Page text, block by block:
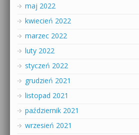
maj 2022
kwiecień 2022
marzec 2022
luty 2022
styczeń 2022
grudzień 2021
listopad 2021
październik 2021
wrzesień 2021